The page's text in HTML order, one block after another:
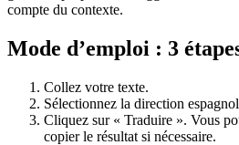
compte du contexte.
Mode d’emploi : 3
Collez votre texte.
Sélectionnez la direction
Cliquez sur « Traduire ». Vous
copier le résultat si nécessaire.